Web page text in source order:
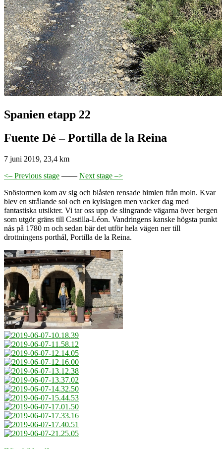
Spanien etapp 22
Fuente Dé – Portilla de la Reina
7 juni 2019, 23,4 km
<– Previous stage —— Next stage –>
Snöstormen kom av sig och blåsten rensade himlen från moln. Kvar
blev en strålande sol och en kylslagen men vacker dag med
fantastiska utsikter. Vi tar oss upp de slingrande vägarna över bergen
som utgör gräns till Castilla-Léon. Vandringens kanske högsta punkt
nås på 1780 m och sedan bär det utför hela vägen ner till
drottningens porthål, Portilla de la Reina.